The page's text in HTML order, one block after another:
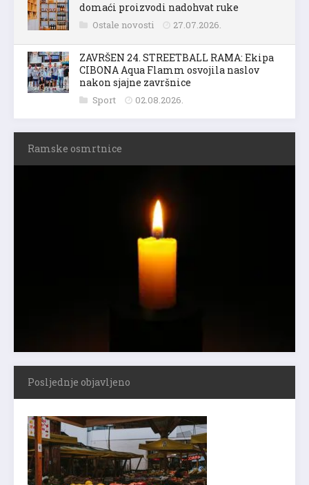
domaći proizvodi nadohvat ruke
Ostale novosti 27.07.2026.
ZAVRŠEN 24. STREETBALL RAMA: Ekipa
CIBONA Aqua Flamm osvojila naslov
nakon sjajne završnice
Sport 02.08.2026.
Ramske osmrtnice
Posljednje objavljeno